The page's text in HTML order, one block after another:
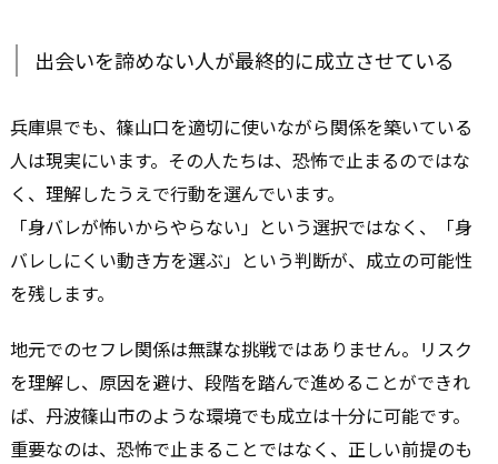
出会いを諦めない人が最終的に成立させている
兵庫県でも、篠山口を適切に使いながら関係を築いている
人は現実にいます。その人たちは、恐怖で止まるのではな
く、理解したうえで行動を選んでいます。
「身バレが怖いからやらない」という選択ではなく、「身
バレしにくい動き方を選ぶ」という判断が、成立の可能性
を残します。
地元でのセフレ関係は無謀な挑戦ではありません。リスク
を理解し、原因を避け、段階を踏んで進めることができれ
ば、丹波篠山市のような環境でも成立は十分に可能です。
重要なのは、恐怖で止まることではなく、正しい前提のも